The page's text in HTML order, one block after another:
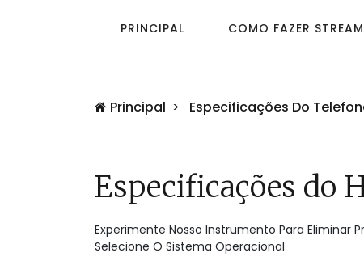
PRINCIPAL COMO FAZER
Principal Especificações Do
Especificações do
Experimente Nosso Instrumento Para Eliminar
Selecione O Sistema Operacional